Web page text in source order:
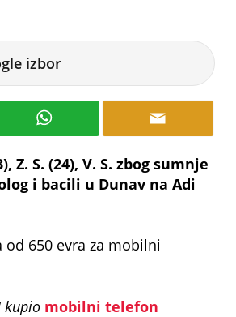
izbor
Z. S. (24), V. S. zbog sumnje
i bacili u Dunav na Adi
650 evra za mobilni
kupio mobilni telefon